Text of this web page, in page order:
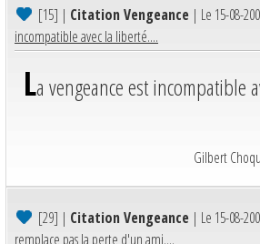
[15] | Citation Vengeance | Le 15-08-
incompatible avec la liberté....
La vengeance est incompatible
Gilbert
[29] | Citation Vengeance | Le 15-08-
remplace pas la perte d'un ami....